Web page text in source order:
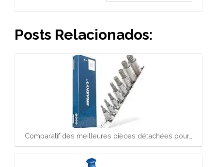
Posts Relacionados:
Comparatif des meilleures pièces détachées pour…